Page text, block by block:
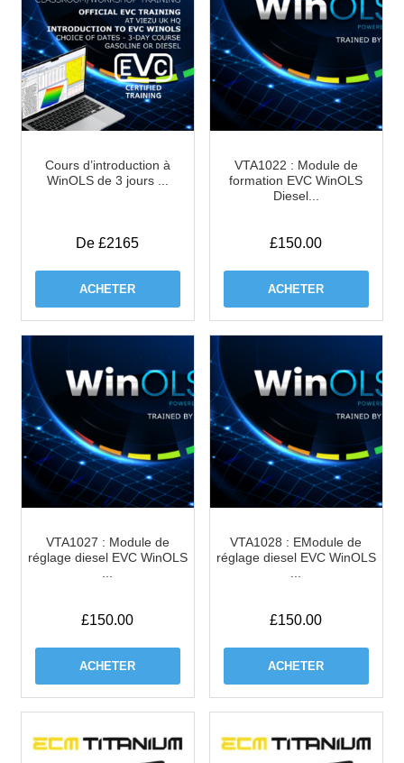
Cours d’introduction à
WinOLS de 3 jours ...
De £2165
ACHETER
VTA1022 : Module de
formation EVC WinOLS
Diesel...
£150.00
ACHETER
VTA1027 : Module de
réglage diesel EVC WinOLS
£150.00
ACHETER
VTA1028 : EModule de
réglage diesel EVC WinOLS
£150.00
ACHETER